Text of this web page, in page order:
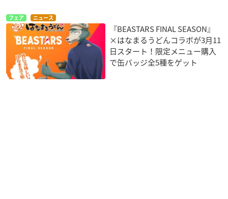
エルス：渡部紗弓
ドーム：室元気
キビ：井口祐一
シイラ：原優子
アオバ：兼政郁人
エレン：大内茜
フェア ニュース
『BEASTARS FINAL SEASON』
×はなまるうどんコラボが3月11
日スタート！限定メニュー購入
で缶バッジ全5種をゲット